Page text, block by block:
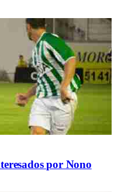
por Nono